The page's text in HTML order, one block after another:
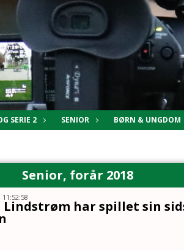
SERIE 2 SENIOR BØRN & UNGDOM
Senior, forår 2018
11:52:58
Lindstrøm har spillet sin